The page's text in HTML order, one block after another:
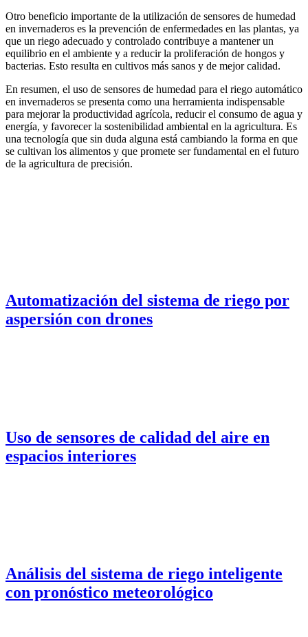
Otro beneficio importante de la utilización de sensores de humedad
en invernaderos es la prevención de enfermedades en las plantas, ya
que un riego adecuado y controlado contribuye a mantener un
equilibrio en el ambiente y a reducir la proliferación de hongos y
bacterias. Esto resulta en cultivos más sanos y de mejor calidad.
En resumen, el uso de sensores de humedad para el riego automático
en invernaderos se presenta como una herramienta indispensable
para mejorar la productividad agrícola, reducir el consumo de agua y
energía, y favorecer la sostenibilidad ambiental en la agricultura. Es
una tecnología que sin duda alguna está cambiando la forma en que
se cultivan los alimentos y que promete ser fundamental en el futuro
de la agricultura de precisión.
Automatización del sistema de riego por
aspersión con drones
Uso de sensores de calidad del aire en
espacios interiores
Análisis del sistema de riego inteligente
con pronóstico meteorológico